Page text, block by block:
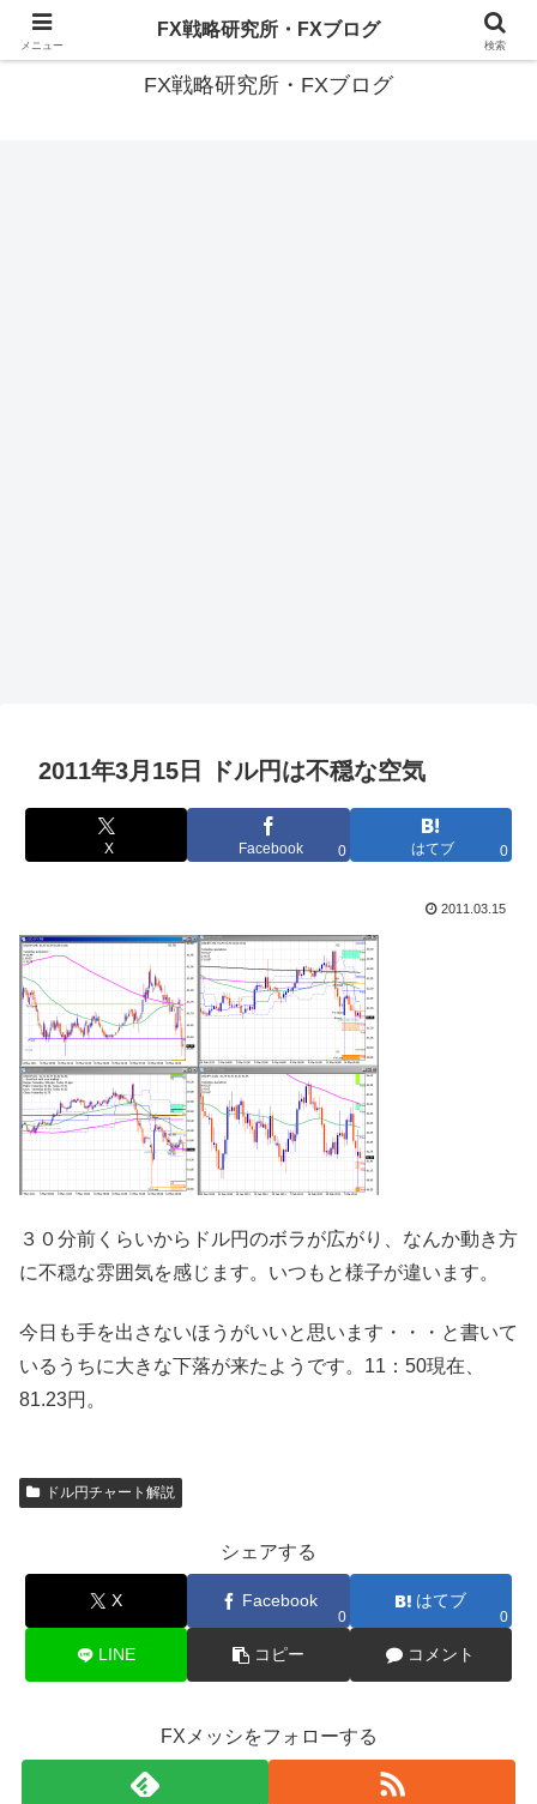
有名トレーダーに共通する『投資投機の成功法則』を探る
FX戦略研究所・FXブログ
2011年3月15日 ドル円は不穏な空気
X Facebook 0 はてブ 0
2011.03.15
３０分前くらいからドル円のボラが広がり、なんか動き方
に不穏な雰囲気を感じます。いつもと様子が違います。
今日も手を出さないほうがいいと思います・・・と書いて
いるうちに大きな下落が来たようです。11：50現在、
81.23円。
ドル円チャート解説
シェアする
X Facebook
0
はてブ
0
LINE コピー コメント
FXメッシをフォローする
メニュー
FX戦略研究所・FXブログ
検索